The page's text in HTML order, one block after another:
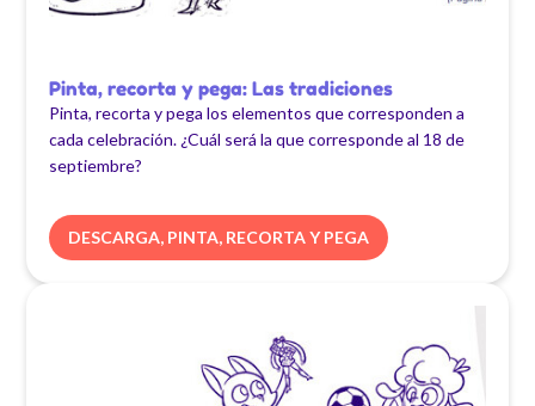
Pinta, recorta y pega: Las tradiciones
Pinta, recorta y pega los elementos que corresponden a
cada celebración. ¿Cuál será la que corresponde al 18 de
septiembre?
DESCARGA, PINTA, RECORTA Y PEGA